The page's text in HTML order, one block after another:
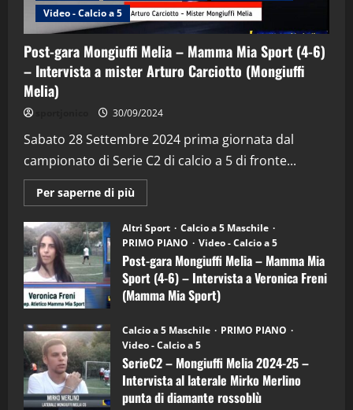
Video - Calcio a 5
Post-gara Mongiuffi Melia – Mamma Mia Sport (4-6)
– Intervista a mister Arturo Carciotto (Mongiuffi
Melia)
30/09/2024
Sabato 28 Settembre 2024 prima giornata dal
campionato di Serie C2 di calcio a 5 di fronte...
Per saperne di più
informazioni
Post-
gara
Mongiuffi
Melia
–
Mamma
Mia
Sport
6)
–
Intervista
a
mister
Arturo
Carciotto
(Mongiuffi
Altri Sport
Calcio a 5 Maschile
PRIMO PIANO
Video - Calcio a 5
Post-gara Mongiuffi Melia – Mamma Mia
Sport (4-6) – Intervista a Veronica Freni
(Mamma Mia Sport)
Calcio a 5 Maschile
PRIMO PIANO
Video - Calcio a 5
SerieC2 – Mongiuffi Melia 2024-25 –
Intervista al laterale Mirko Merlino
punta di diamante rossoblù
2
“SportEmpire” in Podcast: 29^ Puntata
(Martedi 28 Aprile 2026)
28/04/2026
3
"SportEmpire" in Podcast
“SportEmpire” in Podcast: 28^ Puntata
(Martedi 21 Aprile 2026)
21/04/2026
4
“SportEmpire” in Podcast: 27^ Puntata
(Martedi 14 Aprile 2026)
15/04/2026